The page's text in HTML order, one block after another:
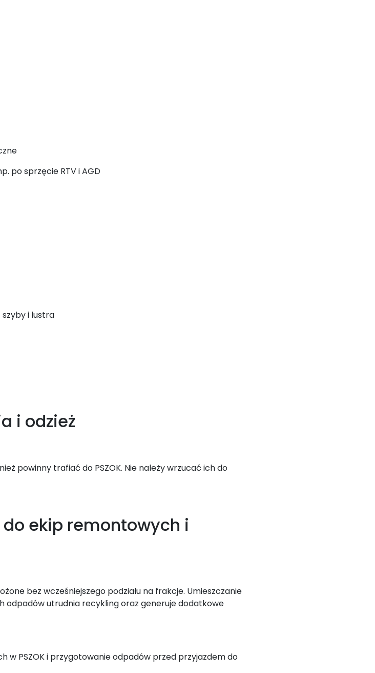
po sprzęcie RTV i AGD
szyby i lustra
i odzież
powinny trafiać do PSZOK. Nie należy wrzucać ich do
ekip remontowych i
bez wcześniejszego podziału na frakcje. Umieszczanie
odpadów utrudnia recykling oraz generuje dodatkowe
w PSZOK i przygotowanie odpadów przed przyjazdem do